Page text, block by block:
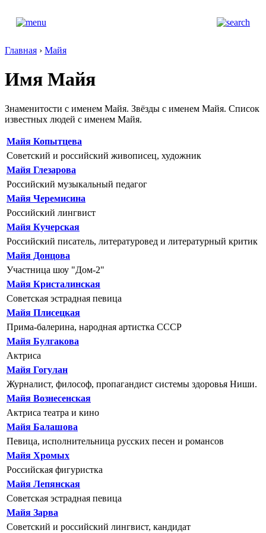
Главная › Майя
Имя Майя
Знаменитости с именем Майя. Звёзды с именем Майя. Список
известных людей с именем Майя.
Майя Копытцева
Советский и российский живописец, художник
Майя Глезарова
Российский музыкальный педагог
Майя Черемисина
Российский лингвист
Майя Кучерская
Российский писатель, литературовед и литературный критик
Майя Донцова
Участница шоу "Дом-2"
Майя Кристалинская
Советская эстрадная певица
Майя Плисецкая
Прима-балерина, народная артистка СССР
Майя Булгакова
Актриса
Майя Гогулан
Журналист, философ, пропагандист системы здоровья Ниши.
Майя Вознесенская
Актриса театра и кино
Майя Балашова
Певица, исполнительница русских песен и романсов
Майя Хромых
Российская фигуристка
Майя Лепянская
Советская эстрадная певица
Майя Зарва
Советский и российский лингвист, кандидат